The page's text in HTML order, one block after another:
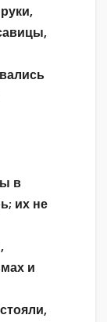
в
их не
и